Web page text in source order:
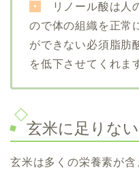
・
リノール酸は人
ので体の組織を正常
ができない必須脂肪
を低下させてくれま
玄米に足りな
玄米は多くの栄養素が